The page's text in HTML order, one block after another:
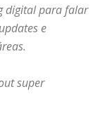
digital para falar
e
super